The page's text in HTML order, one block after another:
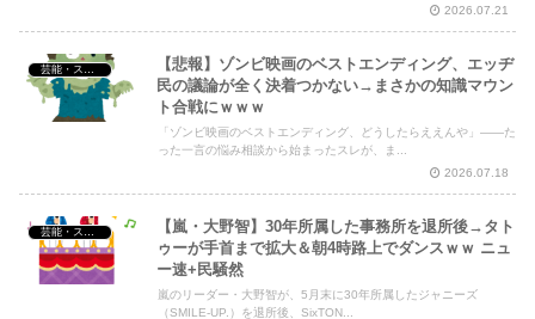
2026.07.21
【悲報】ゾンビ映画のベストエンディング、エッヂ
民の議論が全く決着つかない→まさかの知識マウン
ト合戦にｗｗｗ
「ゾンビ映画のベストエンディング、どうしたらええんや」――た
った一言の悩み相談から始まったスレが、ま...
2026.07.18
【嵐・大野智】30年所属した事務所を退所後→タト
ゥーが手首まで拡大＆朝4時路上でダンスｗｗ ニュ
ー速+民騒然
嵐のリーダー・大野智が、5月末に30年所属したジャニーズ
（SMILE-UP.）を退所後、SixTON...